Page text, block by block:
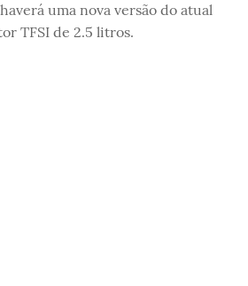
uma nova versão do atual
TFSI de 2.5 litros.